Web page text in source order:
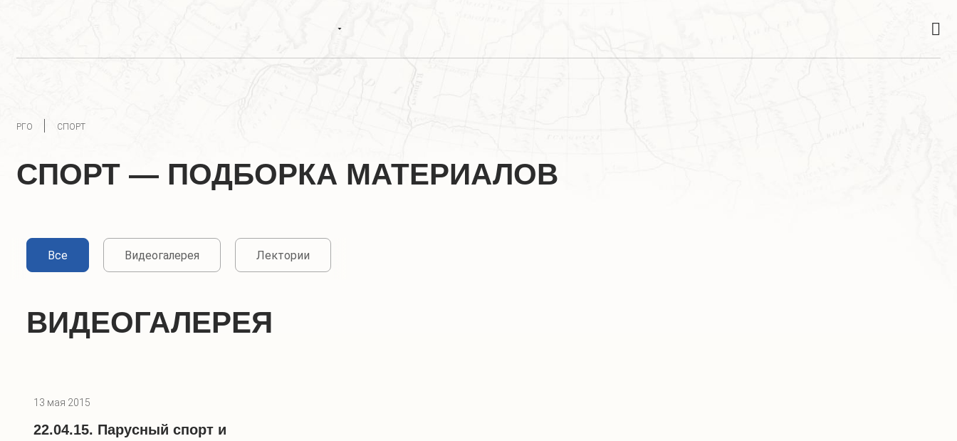
РГО СПОРТ
СПОРТ — ПОДБОРКА МАТЕРИАЛОВ
Все Видеогалерея Лектории
ВИДЕОГАЛЕРЕЯ
13 мая 2015
22.04.15. Парусный спорт и